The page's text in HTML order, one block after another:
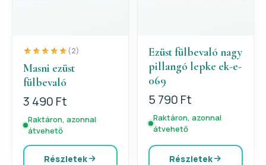
(2)
Masni ezüst
fülbevaló
3 490 Ft
Raktáron, azonnal
átvehető
Részletek
Ezüst fülbevaló nagy
pillangó lepke ek-e-
069
5 790 Ft
Raktáron, azonnal
átvehető
Részletek